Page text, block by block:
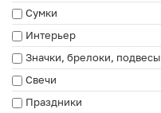
Сумки
Интерьер
Значки, брелоки, подвесы
Свечи
Праздники